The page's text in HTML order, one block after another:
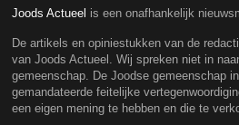
Joods Actueel is een onafhankelijk
De artikels en opiniestukken van de
van Joods Actueel. Wij spreken niet in
gemeenschap. De Joodse gemeenschap
gemandateerde feitelijke
een eigen mening te hebben en die te